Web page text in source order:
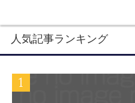
人気記事ランキング